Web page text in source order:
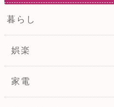
暮らし
娯楽
家電